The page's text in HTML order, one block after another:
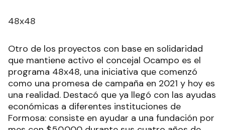
48x48
Otro de los proyectos con base en solidaridad
que mantiene activo el concejal Ocampo es el
programa 48x48, una iniciativa que comenzó
como una promesa de campaña en 2021 y hoy es
una realidad. Destacó que ya llegó con las ayudas
económicas a diferentes instituciones de
Formosa: consiste en ayudar a una fundación por